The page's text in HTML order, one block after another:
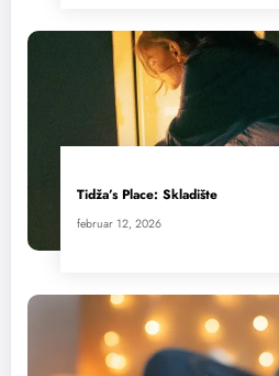
Tidža’s Place: Skladište
februar 12, 2026